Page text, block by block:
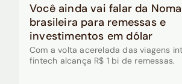
Você ainda vai falar da
brasileira para remessas e
investimentos em dólar
Com a volta acerelada das viagens
fintech alcança R$ 1 bi de remessas.